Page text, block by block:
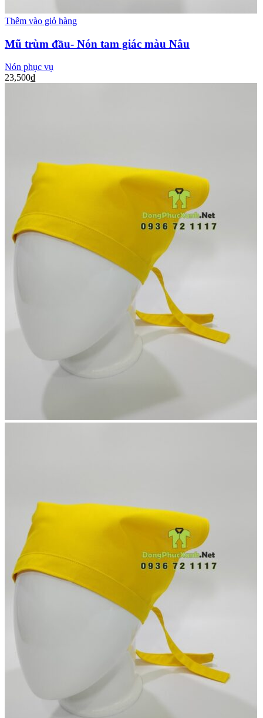
Thêm vào giỏ hàng
Mũ trùm đầu- Nón tam giác màu Nâu
Nón phục vụ
23,500₫